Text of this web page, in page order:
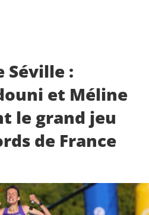
Séville :
et Méline
le grand jeu
de France